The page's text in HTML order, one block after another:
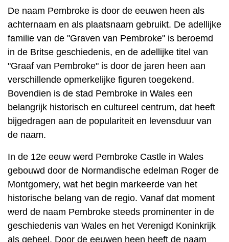
De naam Pembroke is door de eeuwen heen als
achternaam en als plaatsnaam gebruikt. De adellijke
familie van de "Graven van Pembroke" is beroemd
in de Britse geschiedenis, en de adellijke titel van
"Graaf van Pembroke" is door de jaren heen aan
verschillende opmerkelijke figuren toegekend.
Bovendien is de stad Pembroke in Wales een
belangrijk historisch en cultureel centrum, dat heeft
bijgedragen aan de populariteit en levensduur van
de naam.
In de 12e eeuw werd Pembroke Castle in Wales
gebouwd door de Normandische edelman Roger de
Montgomery, wat het begin markeerde van het
historische belang van de regio. Vanaf dat moment
werd de naam Pembroke steeds prominenter in de
geschiedenis van Wales en het Verenigd Koninkrijk
als geheel. Door de eeuwen heen heeft de naam